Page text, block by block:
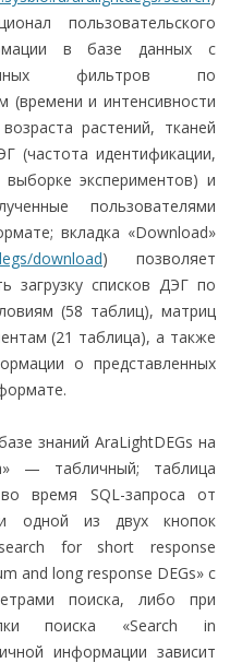
пользовательского
в базе данных с
фильтров по
(времени и интенсивности
растений, тканей
(частота идентификации,
выборке экспериментов) и
пользователями
вкладка «Download»
download) позволяет
загрузку списков ДЭГ по
(58 таблиц), матриц
(21 таблица), а также
о представленных
знаний AraLightDEGs на
— табличный; таблица
во время SQL-запроса от
одной из двух кнопок
for short response
and long response DEGs» с
поиска, либо при
поиска «Search in
информации зависит